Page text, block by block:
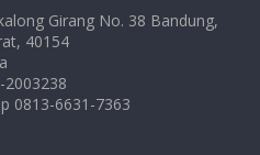
Girang No. 38 Bandung,
40154
2003238
0813-6631-7363